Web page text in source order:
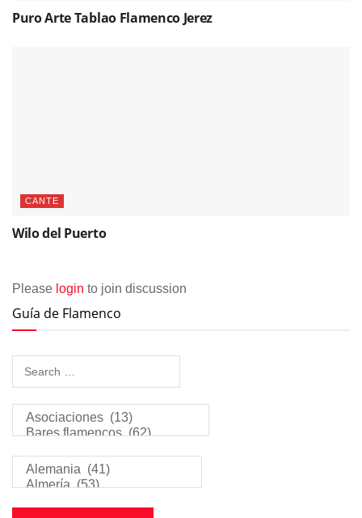
Puro Arte Tablao Flamenco Jerez
CANTE
Wilo del Puerto
Please login to join discussion
Guía de Flamenco